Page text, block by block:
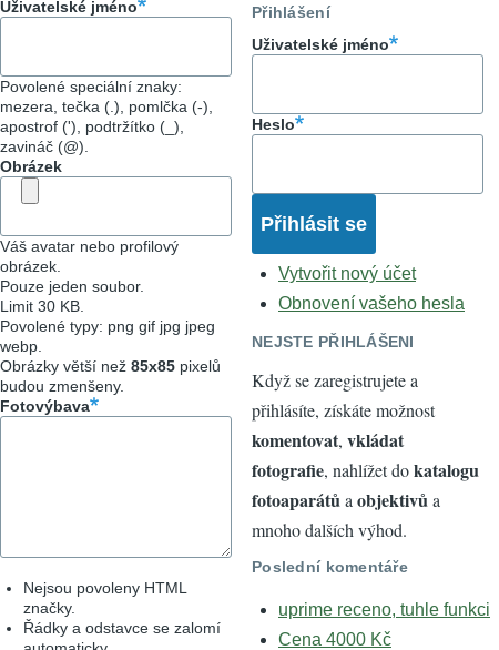
Uživatelské jméno
Povolené speciální znaky:
mezera, tečka (.), pomlčka (-),
apostrof ('), podtržítko (_),
zavináč (@).
Obrázek
Váš avatar nebo profilový
obrázek.
Pouze jeden soubor.
Limit 30 KB.
Povolené typy: png gif jpg jpeg
webp.
Obrázky větší než 85x85 pixelů
budou zmenšeny.
Fotovýbava
Nejsou povoleny HTML
značky.
Řádky a odstavce se zalomí
Přihlášení
Uživatelské jméno
Heslo
Vytvořit nový účet
Obnovení vašeho hesla
NEJSTE PŘIHLÁŠENI
Když se zaregistrujete a
přihlásíte, získáte možnost
komentovat, vkládat
fotografie, nahlížet dokatalogu
fotoaparátůa objektivůa
mnoho dalších výhod.
Poslední komentáře
uprime receno, tuhle funkci
Cena 4000 Kč